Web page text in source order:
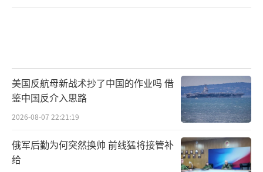
美国反航母新战术抄了中国的作业吗 借
鉴中国反介入思路
2026-08-07 22:21:19
俄军后勤为何突然换帅 前线猛将接管补
给